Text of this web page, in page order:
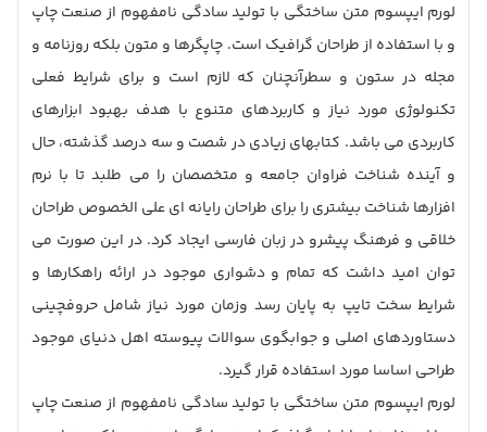
لورم ایپسوم متن ساختگی با تولید سادگی نامفهوم از صنعت چاپ
و با استفاده از طراحان گرافیک است. چاپگرها و متون بلکه روزنامه و
مجله در ستون و سطرآنچنان که لازم است و برای شرایط فعلی
تکنولوژی مورد نیاز و کاربردهای متنوع با هدف بهبود ابزارهای
کاربردی می باشد. کتابهای زیادی در شصت و سه درصد گذشته، حال
و آینده شناخت فراوان جامعه و متخصصان را می طلبد تا با نرم
افزارها شناخت بیشتری را برای طراحان رایانه ای علی الخصوص طراحان
خلاقی و فرهنگ پیشرو در زبان فارسی ایجاد کرد. در این صورت می
توان امید داشت که تمام و دشواری موجود در ارائه راهکارها و
شرایط سخت تایپ به پایان رسد وزمان مورد نیاز شامل حروفچینی
دستاوردهای اصلی و جوابگوی سوالات پیوسته اهل دنیای موجود
طراحی اساسا مورد استفاده قرار گیرد.
لورم ایپسوم متن ساختگی با تولید سادگی نامفهوم از صنعت چاپ